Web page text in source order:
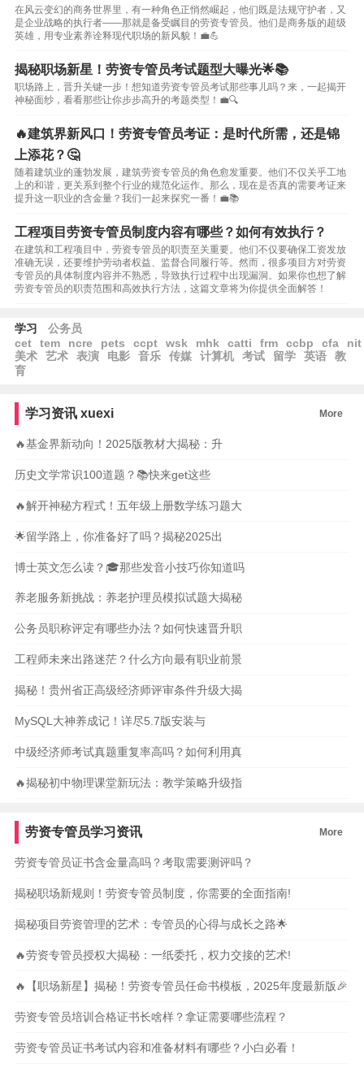
在风云变幻的商务世界里，有一种角色正悄然崛起，他们既是法规守护者，又
是企业战略的执行者——那就是备受瞩目的劳资专管员。他们是商务版的超级
英雄，用专业素养诠释现代职场的新风貌！💼💪
揭秘职场新星！劳资专管员考试题型大曝光🌟📚
职场路上，晋升关键一步！想知道劳资专管员考试那些事儿吗？来，一起揭开
神秘面纱，看看那些让你步步高升的考题类型！💼🔍
🔥建筑界新风口！劳资专管员考证：是时代所需，还是锦
上添花？🤔
随着建筑业的蓬勃发展，建筑劳资专管员的角色愈发重要。他们不仅关乎工地
上的和谐，更关系到整个行业的规范化运作。那么，现在是否真的需要考证来
提升这一职业的含金量？我们一起来探究一番！💼📚
工程项目劳资专管员制度内容有哪些？如何有效执行？
在建筑和工程项目中，劳资专管员的职责至关重要。他们不仅要确保工资发放
准确无误，还要维护劳动者权益、监督合同履行等。然而，很多项目方对劳资
专管员的具体制度内容并不熟悉，导致执行过程中出现漏洞。如果你也想了解
劳资专管员的职责范围和高效执行方法，这篇文章将为你提供全面解答！
学习
公务员
cet
tem ncre pets ccpt wsk mhk catti frm ccbp cfa
nit
美术
艺术 表演 电影 音乐 传媒 计算机 考试 留学 英语
教
育
学习资讯 xuexi More
🔥基金界新动向！2025版教材大揭秘：升
历史文学常识100道题？📚快来get这些
🔥解开神秘方程式！五年级上册数学练习题大
🌟留学路上，你准备好了吗？揭秘2025出
博士英文怎么读？🎓那些发音小技巧你知道吗
养老服务新挑战：养老护理员模拟试题大揭秘
公务员职称评定有哪些办法？如何快速晋升职
工程师未来出路迷茫？什么方向最有职业前景
揭秘！贵州省正高级经济师评审条件升级大揭
MySQL大神养成记！详尽5.7版安装与
中级经济师考试真题重复率高吗？如何利用真
🔥揭秘初中物理课堂新玩法：教学策略升级指
劳资专管员学习资讯 More
劳资专管员证书含金量高吗？考取需要测评吗？
揭秘职场新规则！劳资专管员制度，你需要的全面指南!
揭秘项目劳资管理的艺术：专管员的心得与成长之路🌟
🔥劳资专管员授权大揭秘：一纸委托，权力交接的艺术!
🔥【职场新星】揭秘！劳资专管员任命书模板，2025年度最新版🎉
劳资专管员培训合格证书长啥样？拿证需要哪些流程？
劳资专管员证书考试内容和准备材料有哪些？小白必看！